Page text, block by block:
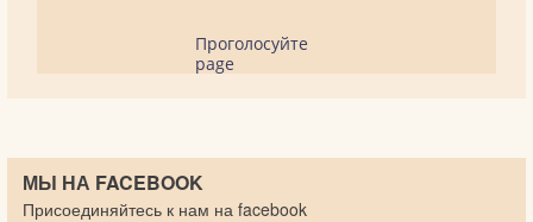
Проголосуйте
page
МЫ НА FACEBOOK
Присоединяйтесь к нам на facebook